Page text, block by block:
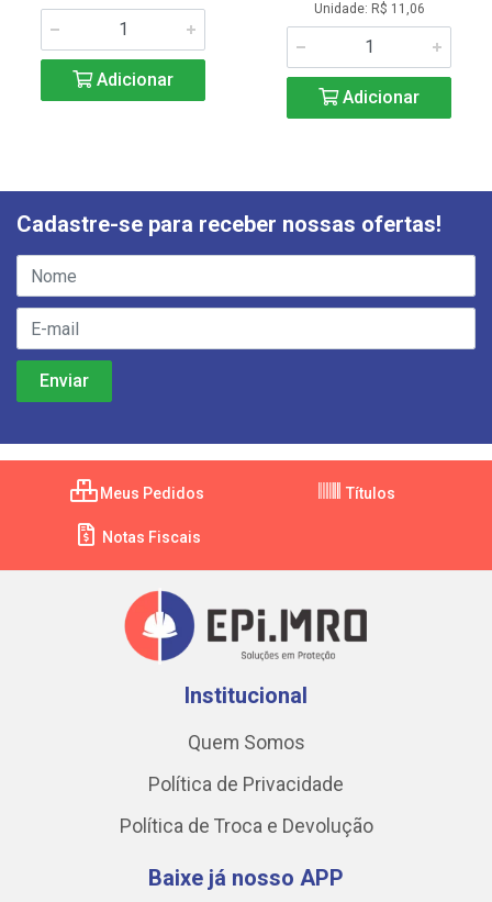
Adicionar
Unidade: R$ 11,06
Adicionar
Cadastre-se para receber nossas ofertas!
Meus Pedidos Títulos
Notas Fiscais
Institucional
Quem Somos
Política de Privacidade
Política de Troca e Devolução
Baixe já nosso APP